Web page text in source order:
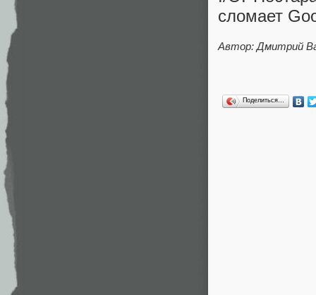
сломает
Автор: Дмитрий
Поделиться…